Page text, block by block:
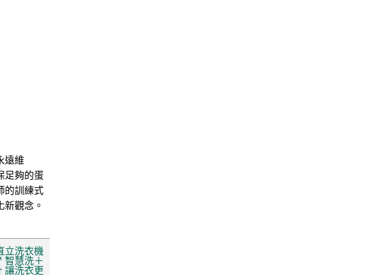
遠維
足夠的蛋
的訓練式
觀念。
立洗衣機
智慧洗＋
讓洗衣更